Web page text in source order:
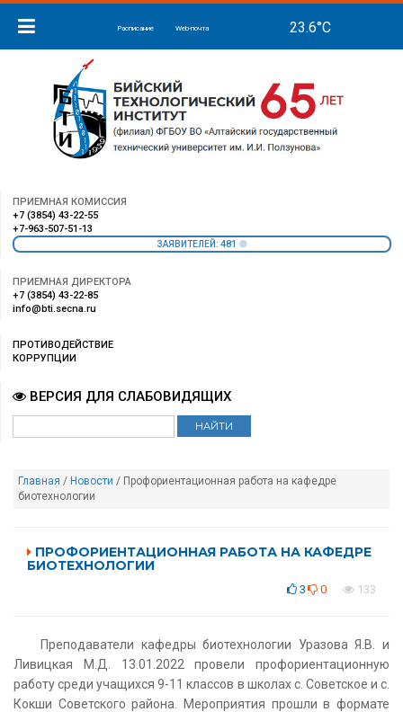
Расписание Web-почта
ПРИЕМНАЯ КОМИССИЯ
+7 (3854) 43-22-55
+7-963-507-51-13
ЗАЯВИТЕЛЕЙ: 481
ПРИЕМНАЯ ДИРЕКТОРА
+7 (3854) 43-22-85
info@bti.secna.ru
ПРОТИВОДЕЙСТВИЕ
КОРРУПЦИИ
ВЕРСИЯ ДЛЯ СЛАБОВИДЯЩИХ
Главная / Новости / Профориентационная работа на кафедре
биотехнологии
ПРОФОРИЕНТАЦИОННАЯ РАБОТА НА КАФЕДРЕ
БИОТЕХНОЛОГИИ
3 0 133
Преподаватели кафедры биотехнологии Уразова Я.В. и
Ливицкая М.Д. 13.01.2022 провели профориентационную
работу среди учащихся 9-11 классов в школах с. Советское и с.
Кокши Советского района. Мероприятия прошли в формате